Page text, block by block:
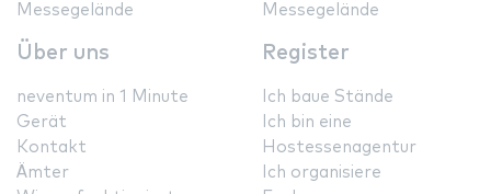
Messegelände
Messegelände
Über uns
neventum in 1 Minute
Gerät
Kontakt
Ämter
Register
Ich baue Stände
Ich bin eine
Hostessenagentur
Ich organisiere